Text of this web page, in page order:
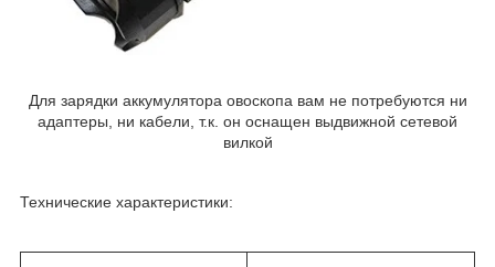
Для зарядки аккумулятора овоскопа вам не потребуются ни
адаптеры, ни кабели, т.к. он оснащен выдвижной сетевой
вилкой
Технические характеристики: